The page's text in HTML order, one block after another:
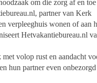
om die zorg af en
partner van Kerk
verpleeghuis wonen of aan
Hetvakantiebureau.nl
volop rust en aandacht
hun partner even